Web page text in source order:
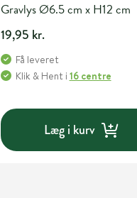
Gravlys Ø6.5 cm x H12 cm
19,95 kr.
Få leveret
Klik & Hent i 16 centre
Læg i kurv